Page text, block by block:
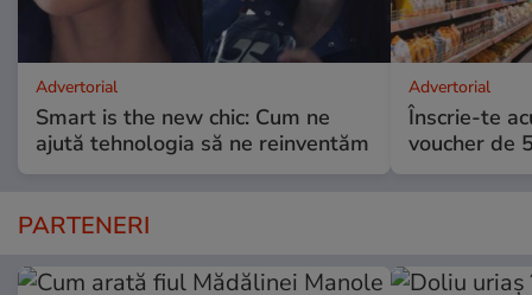
Advertorial
Smart is the new chic: Cum ne
ajută tehnologia să ne reinventăm
Advertorial
Înscrie-te
voucher de
PARTENERI